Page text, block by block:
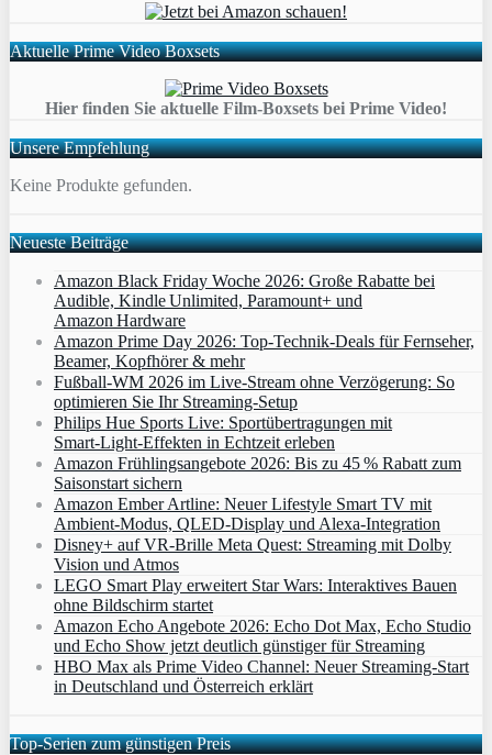
Aktuelle Prime Video Boxsets
Hier finden Sie aktuelle Film-Boxsets bei Prime Video!
Unsere Empfehlung
Keine Produkte gefunden.
Neueste Beiträge
Amazon Black Friday Woche 2026: Große Rabatte bei
Audible, Kindle Unlimited, Paramount+ und
Amazon Hardware
Amazon Prime Day 2026: Top-Technik-Deals für Fernseher,
Beamer, Kopfhörer & mehr
Fußball-WM 2026 im Live-Stream ohne Verzögerung: So
optimieren Sie Ihr Streaming-Setup
Philips Hue Sports Live: Sportübertragungen mit
Smart‑Light‑Effekten in Echtzeit erleben
Amazon Frühlingsangebote 2026: Bis zu 45 % Rabatt zum
Saisonstart sichern
Amazon Ember Artline: Neuer Lifestyle Smart TV mit
Ambient‑Modus, QLED‑Display und Alexa‑Integration
Disney+ auf VR-Brille Meta Quest: Streaming mit Dolby
Vision und Atmos
LEGO Smart Play erweitert Star Wars: Interaktives Bauen
ohne Bildschirm startet
Amazon Echo Angebote 2026: Echo Dot Max, Echo Studio
und Echo Show jetzt deutlich günstiger für Streaming
HBO Max als Prime Video Channel: Neuer Streaming‑Start
in Deutschland und Österreich erklärt
Top-Serien zum günstigen Preis